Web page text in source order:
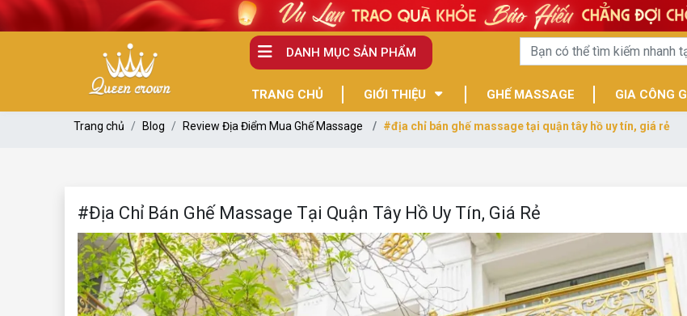
DANH MỤC SẢN PHẨM
TRANG CHỦ GIỚI THIỆU GHẾ MASSAGE GIA CÔNG
Trang chủ Blog Review Địa Điểm Mua Ghế Massage #địa chỉ bán ghế massage tại quận tây hồ uy tín, giá rẻ
#Địa Chỉ Bán Ghế Massage Tại Quận Tây Hồ Uy Tín, Giá Rẻ